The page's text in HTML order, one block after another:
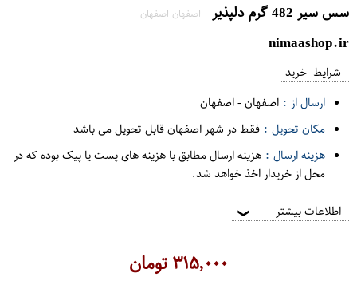
سس سیر 482 گرم دلپذیر اصفهان اصفهان
nimaashop.ir
شرایط خرید
ارسال از : اصفهان-اصفهان
مکان تحویل : فقط در شهر اصفهان قابل تحویل می باشد
هزینه ارسال : هزینه ارسال مطابق با هزینه های پست یا پیک بوده که در
محل از خریدار اخذ خواهد شد.
اطلاعات بیشتر ❯
۳۱۵,۰۰۰تومان